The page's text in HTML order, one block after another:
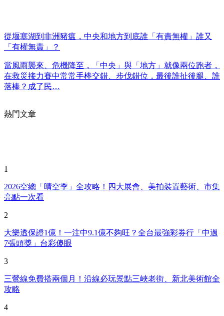
從堰塞湖到非洲豬瘟，中央和地方到底誰「有責無權」誰又
「有權無責」？
當風雨襲來、危機降至，「中央」與「地方」就像兩位跑者，
在救災接力賽中常常手棒交錯、步伐錯位，最後誰扯後腿、誰
落棒？成了民…
熱門文章
1
2026空總「晴空季」全攻略！四大展會、美拍裝置藝術、市集
亮點一次看
2
大樂透保證1億！一注中9.1億不夠旺？全台最強彩券行「中過
7張頭獎」台彩傻眼
3
三鶯線免費搭兩個月！沿線必玩景點三峽老街、新北美術館全
攻略
4